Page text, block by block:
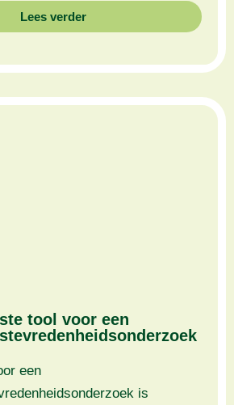
Lees verder
tool voor een
een
is